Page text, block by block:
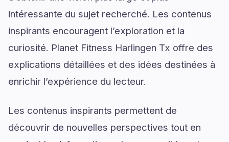
intéressante du sujet recherché. Les contenus
inspirants encouragent l’exploration et la
curiosité. Planet Fitness Harlingen Tx offre des
explications détaillées et des idées destinées à
enrichir l’expérience du lecteur.
Les contenus inspirants permettent de
découvrir de nouvelles perspectives tout en